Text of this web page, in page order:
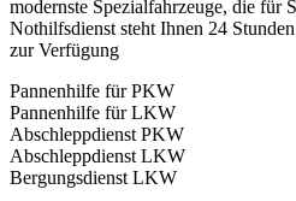
modernste Spezialfahrzeuge, die für
Nothilfsdienst steht Ihnen 24
zur Verfügung
Pannenhilfe für PKW
Pannenhilfe für LKW
Abschleppdienst PKW
Abschleppdienst LKW
Bergungsdienst LKW